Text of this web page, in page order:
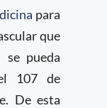
para
que
se pueda
107 de
De esta